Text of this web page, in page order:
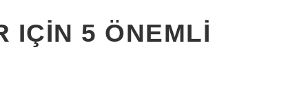
IÇIN 5 ÖNEMLI